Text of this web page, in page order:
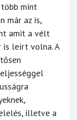
mint
már az is,
amit a vélt
leírt volna. A
illetve a